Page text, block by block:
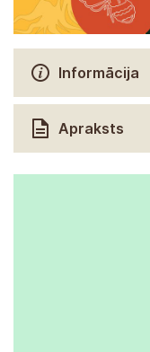
Informācija
Apraksts